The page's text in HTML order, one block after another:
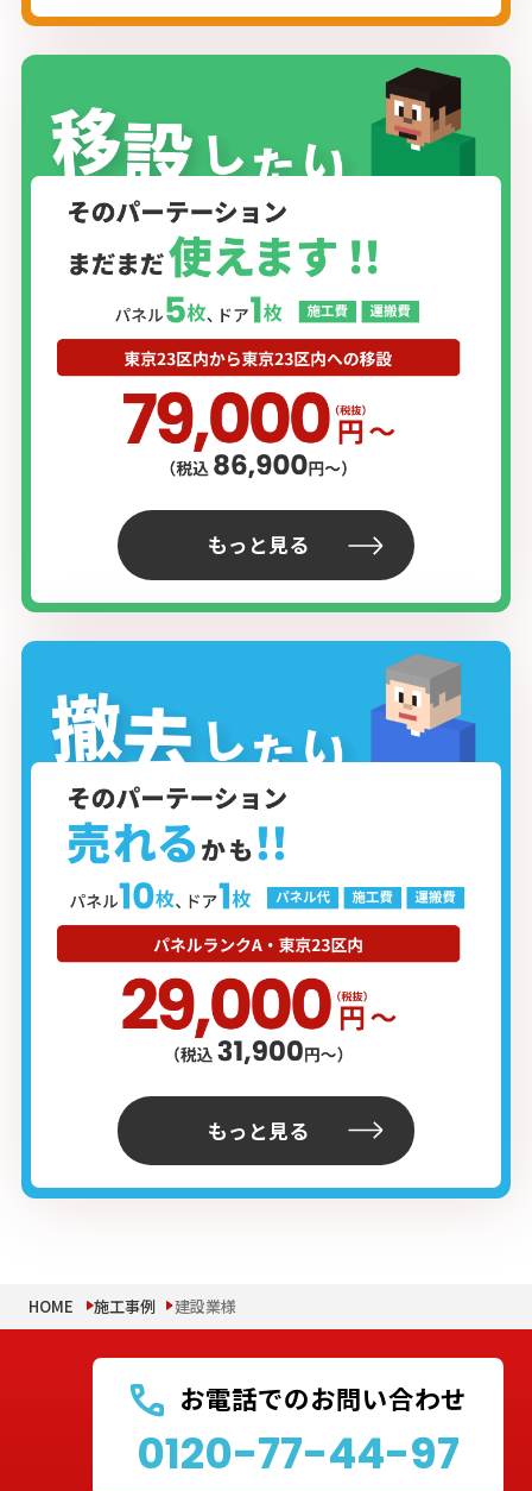
もっと見る
もっと見る
HOME 施工事例 建設業様
お電話でのお問い合わせ
0120-77-44-97